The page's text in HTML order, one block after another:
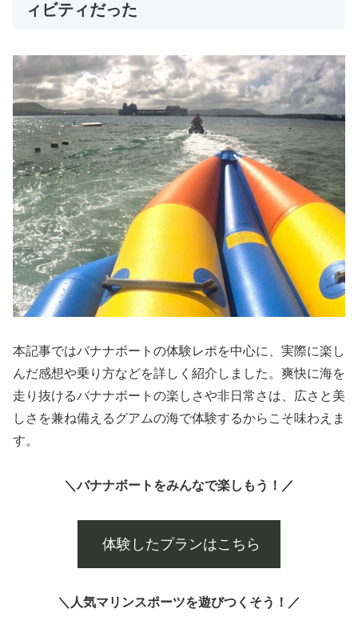
ィビティだった
本記事ではバナナボートの体験レポを中心に、実際に楽し
んだ感想や乗り方などを詳しく紹介しました。爽快に海を
走り抜けるバナナボートの楽しさや非日常さは、広さと美
しさを兼ね備えるグアムの海で体験するからこそ味わえま
す。
＼バナナボートをみんなで楽しもう！／
体験したプランはこちら
＼人気マリンスポーツを遊びつくそう！／